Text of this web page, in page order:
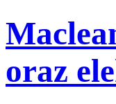
oraz